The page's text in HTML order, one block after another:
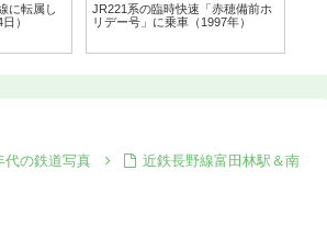
に転属し
）
JR221系の臨時快速「赤穂備前ホ
リデー号」に乗車（1997年）
代の鉄道写真
近鉄長野線富田林駅＆南